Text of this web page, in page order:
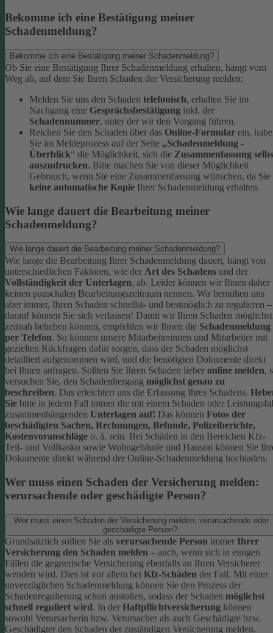
Bekomme ich eine Bestätigung meiner
Schadenmeldung?
Bekomme ich eine Bestätigung meiner Schadenmeldung?
Ob Sie eine Bestätigung Ihrer Schadenmeldung erhalten, hängt vom
Weg ab, auf dem Sie Ihren Schaden der Versicherung melden:
Melden Sie uns den Schaden telefonisch, erhalten Sie im
Nachgang eine Gesprächsbestätigung inkl. der
Schadennummer, unter der wir den Vorgang führen.
Reichen Sie den Schaden über das Online-Formular ein,
Sie im Meldeprozess auf der Seite „Schadenmeldung -
Überblick“ die Möglichkeit, sich die Zusammenfassung
auszudrucken. Bitte machen Sie von dieser Möglichkeit
Gebrauch, wenn Sie eine Zusammenfassung wünschen, da Sie
keine automatische Kopie Ihrer Schadenmeldung erhalten.
Wie lange dauert die Bearbeitung meiner
Schadenmeldung?
Wie lange dauert die Bearbeitung meiner Schadenmeldung?
Wie lange die Bearbeitung Ihrer Schadenmeldung dauert, hängt von
unterschiedlichen Faktoren, wie der Art des Schadens und der
Vollständigkeit der Unterlagen, ab. Leider können wir Ihnen daher
keinen pauschalen Bearbeitungszeitraum nennen. Wir bemühen uns
aber immer, Ihren Schaden schnellst- und bestmöglich zu regulieren –
darauf können Sie sich verlassen! Damit wir Ihren Schaden möglichst
zeitnah beheben können, empfehlen wir Ihnen die Schadenmeldung
per Telefon. So können unsere Mitarbeiterinnen und Mitarbeiter mit
gezielten Rückfragen dafür sorgen, dass der Schaden möglichst
detailliert aufgenommen wird, und die benötigten Dokumente direkt
bei Ihnen anfragen. Sollten Sie Ihren Schaden lieber online melden,
versuchen Sie, den Schadenhergang möglichst genau zu
beschreiben. Das erleichtert uns die Erfassung Ihres Schadens.
Sie bitte in jedem Fall immer die mit einem Schaden oder
zusammenhängenden Unterlagen auf! Das können Fotos der
beschädigten Sachen, Rechnungen, Befunde, Polizeiberichte,
Kostenvoranschläge o. ä. sein. Bei Schäden in den Bereichen Kfz-
Teil- und Vollkasko sowie Wohngebäude und Hausrat können Sie
Dokumente direkt während der Online-Schadenmeldung hochladen.
Wer muss einen Schaden der Versicherung melden:
verursachende oder geschädigte Person?
Wer muss einen Schaden der Versicherung melden: verursachende oder
geschädigte Person?
Grundsätzlich sollten Sie als verursachende Person immer Ihrer
Versicherung den Schaden melden – auch, wenn sich in einigen
Fällen die gegnerische Versicherung ebenfalls an Ihren Versicherer
wenden wird. Dies ist vor allem bei Kfz-Schäden der Fall. Mit einer
unverzüglichen Schadenmeldung können Sie den Prozess der
Schadenregulierung schon anstoßen, sodass der Schaden möglichst
schnell reguliert wird. In der Haftpflichtversicherung können
sowohl Verursacherin bzw. Verursacher als auch Geschädigte bzw.
Geschädigter den Schaden der zuständigen Versicherung melden.